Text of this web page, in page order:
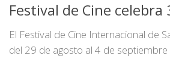
Festival de Cine
El Festival de Cine Internacional de
del 29 de agosto al 4 de